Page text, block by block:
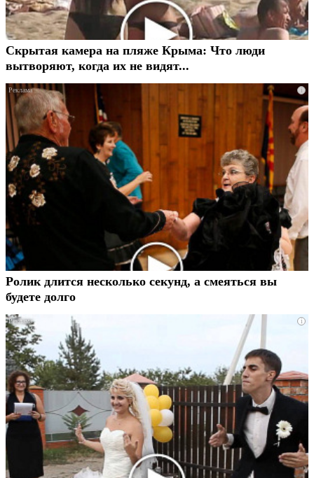
Скрытая камера на пляже Крыма: Что люди
вытворяют, когда их не видят...
i
Ролик длится несколько секунд, а смеяться вы
будете долго
i